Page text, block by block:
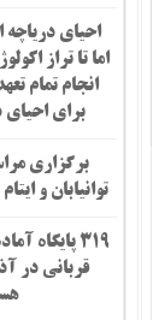
احیای دریاچه
اما تا تراز
انجام تمام
برای احیای
برگزاری
توانیابان و
۳۱۹ پایگاه
قربانی در